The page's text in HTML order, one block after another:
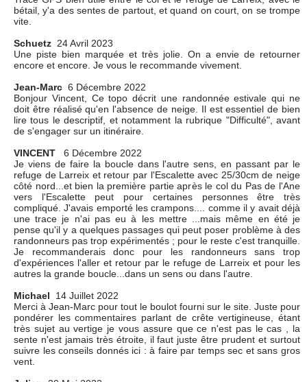
bétail, y'a des sentes de partout, et quand on court, on se trompe
vite.
Schuetz 24 Avril 2023
Une piste bien marquée et très jolie. On a envie de retourner
encore et encore. Je vous le recommande vivement.
Jean-Marc 6 Décembre 2022
Bonjour Vincent, Ce topo décrit une randonnée estivale qui ne
doit être réalisé qu'en l'absence de neige. Il est essentiel de bien
lire tous le descriptif, et notamment la rubrique "Difficulté", avant
de s'engager sur un itinéraire.
VINCENT
6 Décembre 2022
Je viens de faire la boucle dans l'autre sens, en passant par le
refuge de Larreix et retour par l'Escalette avec 25/30cm de neige
côté nord...et bien la première partie après le col du Pas de l'Ane
vers l'Escalette peut pour certaines personnes être très
compliqué. J'avais emporté les crampons.... comme il y avait déjà
une trace je n'ai pas eu à les mettre ...mais même en été je
pense qu'il y a quelques passages qui peut poser problème à des
randonneurs pas trop expérimentés ; pour le reste c'est tranquille.
Je recommanderais donc pour les randonneurs sans trop
d'expériences l'aller et retour par le refuge de Larreix et pour les
autres la grande boucle...dans un sens ou dans l'autre.
Michael
14 Juillet 2022
Merci à Jean-Marc pour tout le boulot fourni sur le site. Juste pour
pondérer les commentaires parlant de crête vertigineuse, étant
très sujet au vertige je vous assure que ce n'est pas le cas , la
sente n'est jamais très étroite, il faut juste être prudent et surtout
suivre les conseils donnés ici : à faire par temps sec et sans gros
vent.